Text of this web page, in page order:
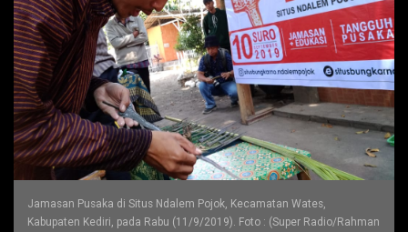
Jamasan Pusaka di Situs Ndalem Pojok, Kecamatan Wates,
Kabupaten Kediri, pada Rabu (11/9/2019). Foto : (Super Radio/Rahman